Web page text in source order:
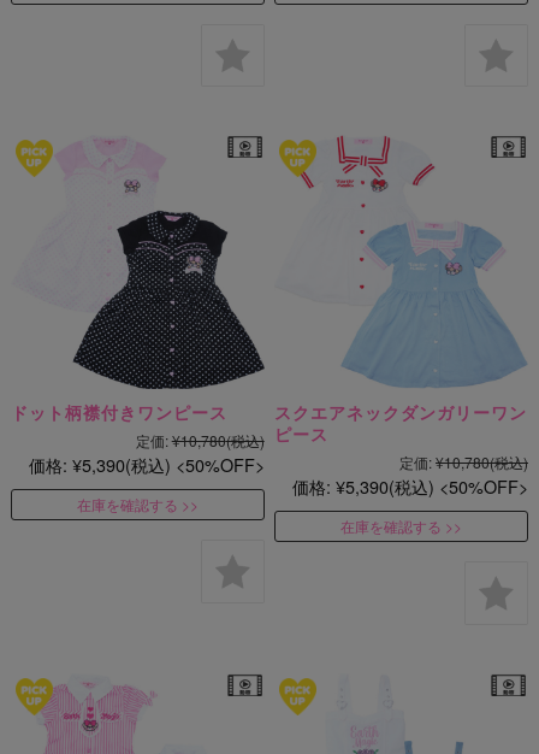
ドット柄襟付きワンピース
定価:¥10,780(税込)
価格: ¥5,390(税込) 50%OFF
在庫を確認する
スクエアネックダンガリーワン
ピース
定価:¥10,780(税込)
価格: ¥5,390(税込) 50%OFF
在庫を確認する